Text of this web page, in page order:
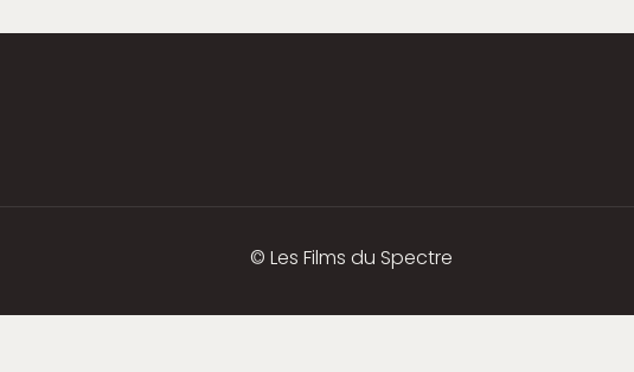
© Les Films du Spectre